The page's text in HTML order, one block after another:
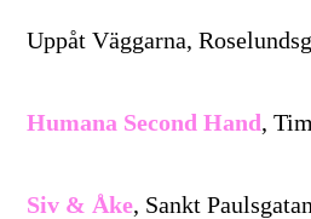
Uppåt Väggarna,
Humana Second Hand,
Siv & Åke, Sankt